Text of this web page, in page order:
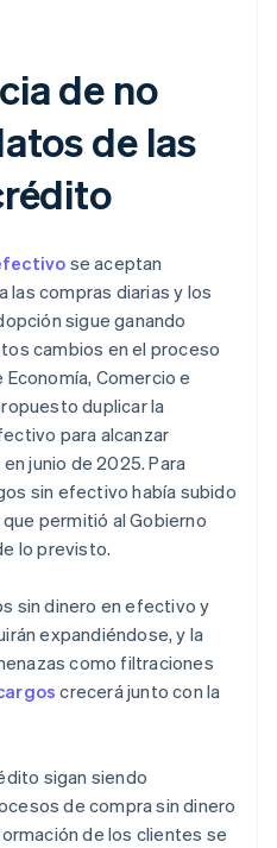
de no
de las
se aceptan
las compras diarias y los
sigue ganando
cambios en el proceso
Comercio e
duplicar la
para alcanzar
junio de 2025. Para
sin efectivo había subido
que permitió al Gobierno
lo previsto.
sin dinero en efectivo y
expandiéndose, y la
como filtraciones
crecerá junto con la
sigan siendo
de compra sin dinero
de los clientes se